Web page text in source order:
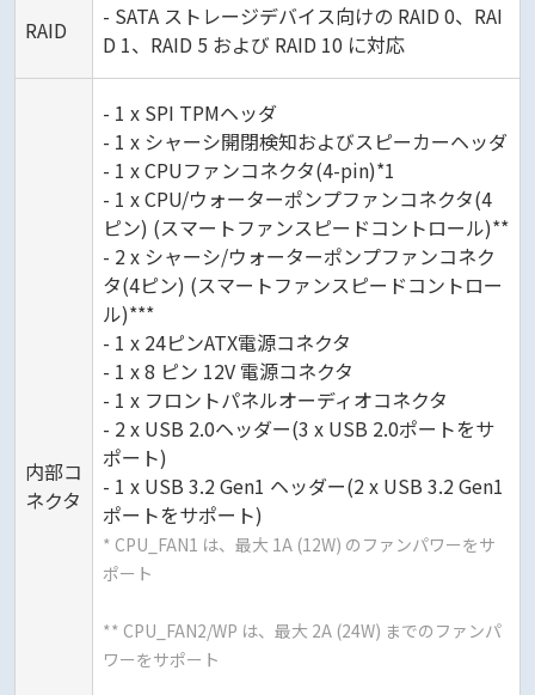
RAID
- SATA ストレージデバイス向けの RAID 0、RAI
D 1、RAID 5 および RAID 10 に対応
内部コ
ネクタ
- 1 x SPI TPMヘッダ
- 1 x シャーシ開閉検知およびスピーカーヘッダ
- 1 x CPUファンコネクタ(4-pin)*1
- 1 x CPU/ウォーターポンプファンコネクタ(4
ピン) (スマートファンスピードコントロール)**
- 2 x シャーシ/ウォーターポンプファンコネク
タ(4ピン) (スマートファンスピードコントロー
ル)***
- 1 x 24ピンATX電源コネクタ
- 1 x 8 ピン 12V 電源コネクタ
- 1 x フロントパネルオーディオコネクタ
- 2 x USB 2.0ヘッダー(3 x USB 2.0ポートをサ
ポート)
- 1 x USB 3.2 Gen1 ヘッダー(2 x USB 3.2 Gen1
ポートをサポート)
* CPU_FAN1 は、最大 1A (12W) のファンパワーをサ
ポート
** CPU_FAN2/WP は、最大 2A (24W) までのファンパ
ワーをサポート